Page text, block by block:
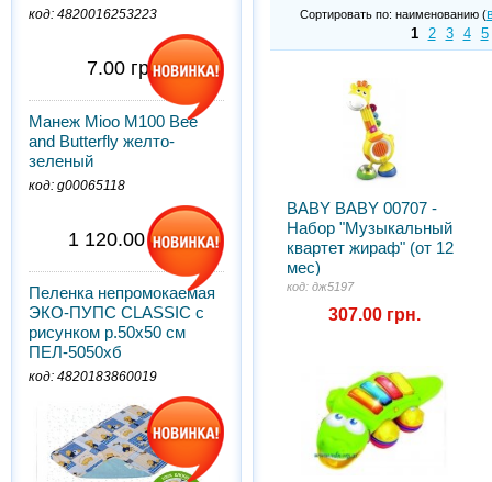
код: 4820016253223
7.00 грн.
Манеж Mioo M100 Bee
and Butterfly желто-
зеленый
код: g00065118
1 120.00 грн.
Пеленка непромокаемая
ЭКО-ПУПС CLASSIC с
рисунком р.50х50 см
ПЕЛ-5050хб
код: 4820183860019
Сортировать по: наименованию (
1
2 3 4 5
BABY BABY 00707 -
Набор "Музыкальный
квартет жираф" (от 12
мес)
код: дж5197
307.00 грн.